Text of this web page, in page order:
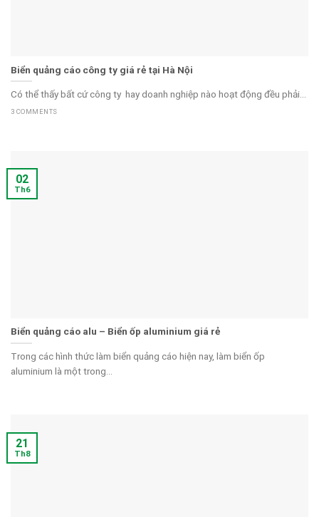
Biển quảng cáo công ty giá rẻ tại Hà Nội
Có thể thấy bất cứ công ty hay doanh nghiệp nào hoạt động đều phải...
3 COMMENTS
Biển quảng cáo alu – Biển ốp aluminium giá rẻ
Trong các hình thức làm biển quảng cáo hiện nay, làm biển ốp
aluminium là một trong...
02
Th6
21
Th8